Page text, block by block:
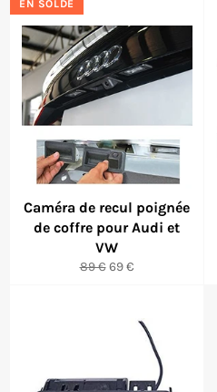
Caméra de recul poignée
de coffre pour Audi et
VW
Prix
89 € Prix
69 €
EN SOLDE